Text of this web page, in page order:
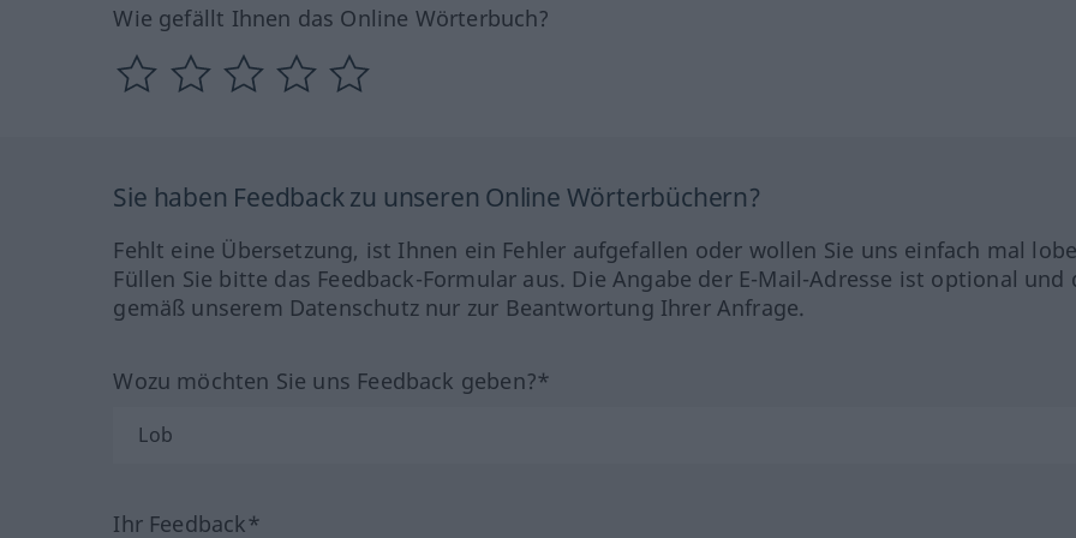
Wie gefällt Ihnen das Online Wörterbuch?
Sie haben Feedback zu unseren Online Wörterbüchern?
Fehlt eine Übersetzung, ist Ihnen ein Fehler aufgefallen oder wollen Sie uns einfach mal
Füllen Sie bitte das Feedback-Formular aus. Die Angabe der E-Mail-Adresse ist optional und
gemäß unserem Datenschutz nur zur Beantwortung Ihrer Anfrage.
Wozu möchten Sie uns Feedback geben?*
Ihr Feedback*